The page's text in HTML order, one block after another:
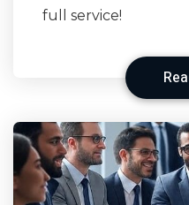
full service!